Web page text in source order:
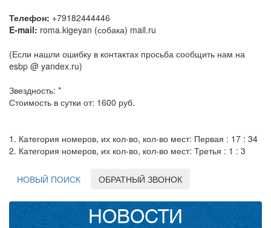
Телефон: +79182444446
E-mail: roma.kigeyan (собака) mail.ru
(Если нашли ошибку в контактах просьба сообщить нам на
esbp @ yandex.ru)
Звездность: *
Стоимость в сутки от: 1600 руб.
1. Категория номеров, их кол-во, кол-во мест: Первая : 17 : 34
2. Категория номеров, их кол-во, кол-во мест: Третья : 1 : 3
НОВЫЙ ПОИСК ОБРАТНЫЙ ЗВОНОК
НОВОСТИ